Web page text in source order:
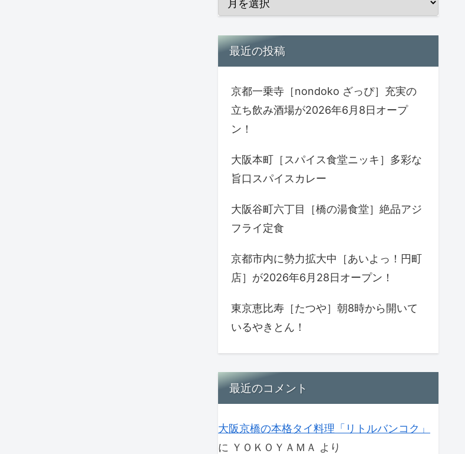
最近の投稿
京都一乗寺［nondoko ざっぴ］充実の
立ち飲み酒場が2026年6月8日オープ
ン！
大阪本町［スパイス食堂ニッキ］多彩な
旨口スパイスカレー
大阪谷町六丁目［橋の湯食堂］絶品アジ
フライ定食
京都市内に勢力拡大中［あいよっ！円町
店］が2026年6月28日オープン！
東京恵比寿［たつや］朝8時から開いて
いるやきとん！
最近のコメント
大阪京橋の本格タイ料理「リトルバンコク」
に ＹＯＫＯＹＡＭＡ より